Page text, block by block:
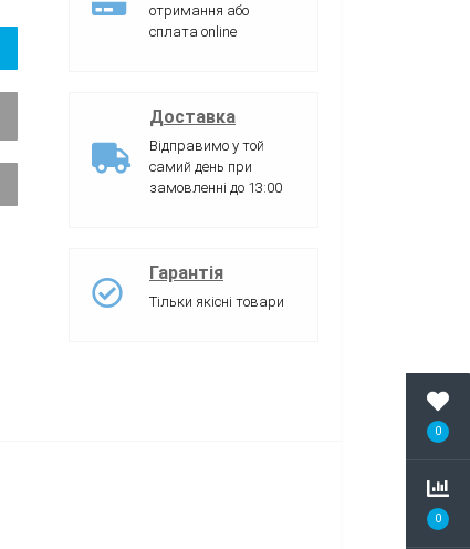
0
0
отримання або
сплата online
Доставка
Відправимо у той
самий день при
замовленні до 13:00
Гарантія
Тільки якісні товари